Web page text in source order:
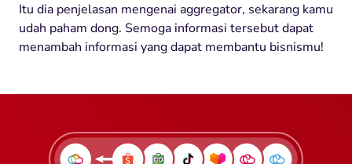
Itu dia penjelasan mengenai aggregator, sekarang kamu
udah paham dong. Semoga informasi tersebut dapat
menambah informasi yang dapat membantu bisnismu!